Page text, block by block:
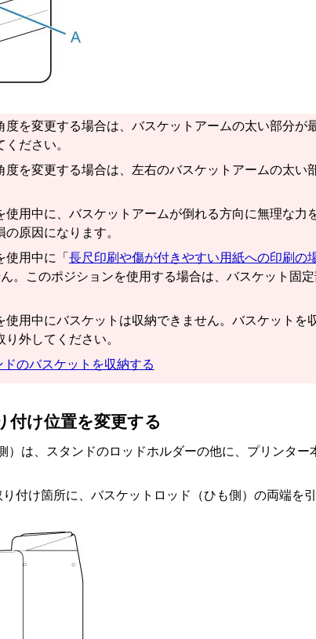
度を変更する場合は、 バスケットアームの太い部分が
ださい。
度を変更する場合は、左右のバスケットアームの太い
使用中に、 バスケットアームが倒れる方向に無理な力
の原因になります。
使用中に「 長尺印刷や傷が付きやすい用紙への印刷の
。このポジションを使用する場合は、 バスケット固
使用中にバスケット は収納できません。 バスケット を
り外してください。
のバスケットを収納する
付け位置を変更する
） は、スタンドのロッドホルダーの他に、プリンター
付け箇所に、 バスケットロッド（ひも側） の両端を